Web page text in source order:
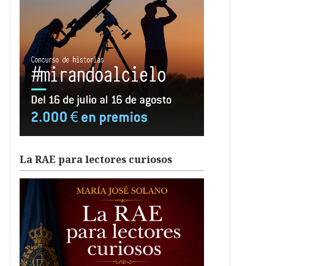
La RAE para lectores curiosos